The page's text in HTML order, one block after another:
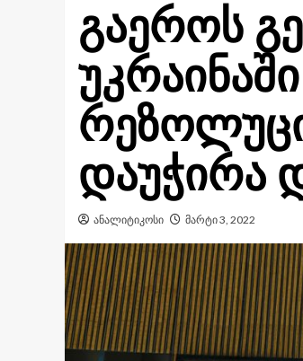
გაეროს
დაუჭირა
ანალიტიკოსი მარტი 3, 2022